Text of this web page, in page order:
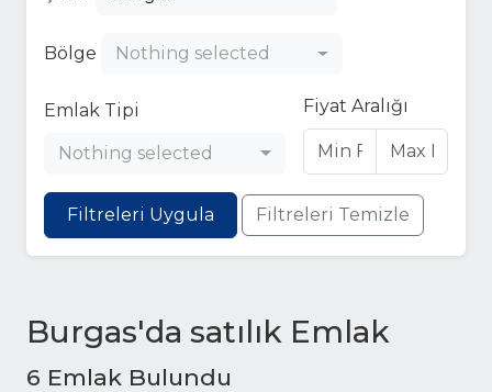
Bölge Nothing selected
Emlak Tipi
Nothing selected
Fiyat Aralığı
Filtreleri Uygula Filtreleri Temizle
Burgas'da satılık Emlak
6 Emlak Bulundu